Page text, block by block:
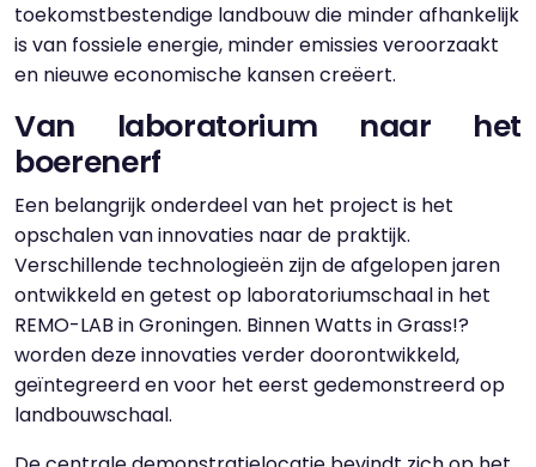
toekomstbestendige landbouw die minder afhankelijk
is van fossiele energie, minder emissies veroorzaakt
en nieuwe economische kansen creëert.
Van laboratorium naar het
boerenerf
Een belangrijk onderdeel van het project is het
opschalen van innovaties naar de praktijk.
Verschillende technologieën zijn de afgelopen jaren
ontwikkeld en getest op laboratoriumschaal in het
REMO-LAB in Groningen. Binnen Watts in Grass!?
worden deze innovaties verder doorontwikkeld,
geïntegreerd en voor het eerst gedemonstreerd op
landbouwschaal.